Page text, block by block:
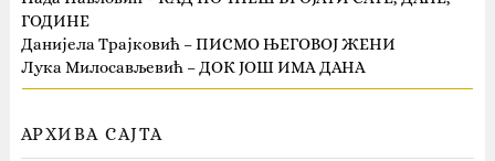
ГОДИНЕ
Данијела Трајковић – ПИСМО ЊЕГОВОЈ ЖЕНИ
Лука Милосављевић – ДОК ЈОШ ИМА ДАНА
АРХИВА САЈТА